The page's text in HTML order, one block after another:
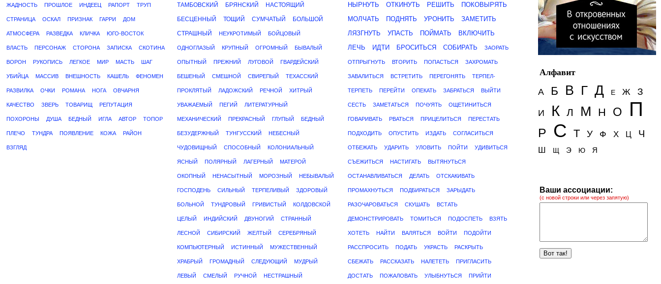
ЖАДНОСТЬ ПРОШЛОЕ ИНДЕЕЦ РАПОРТ ТРУП
СТРАНИЦА ОСКАЛ ПРИЗНАК ГАРРИ ДОМ
АТМОСФЕРА РАЗВЕДКА КЛИЧКА ЮГО-ВОСТОК
ВЛАСТЬ ПЕРСОНАЖ СТОРОНА ЗАПИСКА СКОТИНА
ВОРОН РУКОПИСЬ ЛЕГКОЕ МИР МАСТЬ ШАГ
УБИЙЦА МАССИВ ВНЕШНОСТЬ КАШЕЛЬ ФЕНОМЕН
РАЗВИЛКА ОЧКИ РОМАНА НОГА ОВЧАРНЯ
КАЧЕСТВО ЗВЕРЬ ТОВАРИЩ РЕПУТАЦИЯ
ПОХОРОНЫ ДУША БЕДНЫЙ ИГЛА АВТОР ТОПОР
ПЛЕЧО ТУНДРА ПОЯВЛЕНИЕ КОЖА РАЙОН
ВЗГЛЯД
ТАМБОВСКИЙ БРЯНСКИЙ НАСТОЯЩИЙ
БЕСЦЕННЫЙ ТОЩИЙ СУМЧАТЫЙ БОЛЬШОЙ
СТРАШНЫЙ НЕУКРОТИМЫЙ БОЙЦОВЫЙ
ОДНОГЛАЗЫЙ КРУПНЫЙ ОГРОМНЫЙ БЫВАЛЫЙ
ОПЫТНЫЙ ПРЕЖНИЙ ЛУГОВОЙ ГВАРДЕЙСКИЙ
БЕШЕНЫЙ СМЕШНОЙ СВИРЕПЫЙ ТЕХАССКИЙ
ПРОКЛЯТЫЙ ЛАДОЖСКИЙ РЕЧНОЙ ХИТРЫЙ
УВАЖАЕМЫЙ ПЕГИЙ ЛИТЕРАТУРНЫЙ
МЕХАНИЧЕСКИЙ ПРЕКРАСНЫЙ ГЛУПЫЙ БЕДНЫЙ
БЕЗУДЕРЖНЫЙ ТУНГУССКИЙ НЕБЕСНЫЙ
ЧУДОВИЩНЫЙ СПОСОБНЫЙ КОЛОНИАЛЬНЫЙ
ЯСНЫЙ ПОЛЯРНЫЙ ЛАГЕРНЫЙ МАТЕРОЙ
ОКОПНЫЙ НЕНАСЫТНЫЙ МОРОЗНЫЙ НЕБЫВАЛЫЙ
ГОСПОДЕНЬ СИЛЬНЫЙ ТЕРПЕЛИВЫЙ ЗДОРОВЫЙ
БОЛЬНОЙ ТУНДРОВЫЙ ГРИВИСТЫЙ КОЛДОВСКОЙ
ЦЕЛЫЙ ИНДИЙСКИЙ ДВУНОГИЙ СТРАННЫЙ
ЛЕСНОЙ СИБИРСКИЙ ЖЕЛТЫЙ СЕРЕБРЯНЫЙ
КОМПЬЮТЕРНЫЙ ИСТИННЫЙ МУЖЕСТВЕННЫЙ
ХРАБРЫЙ ГРОМАДНЫЙ СЛЕДУЮЩИЙ МУДРЫЙ
ЛЕВЫЙ СМЕЛЫЙ РУЧНОЙ НЕСТРАШНЫЙ
НЫРНУТЬ
ОТКИНУТЬ РЕШИТЬ
ПОКОВЫРЯТЬ
МОЛЧАТЬ
ПОДНЯТЬ УРОНИТЬ
ЗАМЕТИТЬ
ЛЯЗГНУТЬ
УПАСТЬ ПОЙМАТЬ
ВКЛЮЧИТЬ
ЛЕЧЬ
ИДТИ БРОСИТЬСЯ СОБИРАТЬ ЗАОРАТЬ
ОТПРЫГНУТЬ ВТОРИТЬ ПОПАСТЬСЯ ЗАХРОМАТЬ
ЗАВАЛИТЬСЯ ВСТРЕТИТЬ ПЕРЕГОНЯТЬ ТЕРПЕЛ-
ТЕРПЕТЬ ПЕРЕЙТИ ОПЕКАТЬ ЗАБРАТЬСЯ ВЫЙТИ
СЕСТЬ ЗАМЕТАТЬСЯ ПОЧУЯТЬ ОЩЕТИНИТЬСЯ
ГОВАРИВАТЬ РВАТЬСЯ ПРИЦЕЛИТЬСЯ ПЕРЕСТАТЬ
ПОДХОДИТЬ ОПУСТИТЬ ИЗДАТЬ СОГЛАСИТЬСЯ
ОТБЕЖАТЬ УДАРИТЬ УЛОВИТЬ ПОЙТИ УДИВИТЬСЯ
СЪЕЖИТЬСЯ НАСТИГАТЬ ВЫТЯНУТЬСЯ
ОСТАНАВЛИВАТЬСЯ ДЕЛАТЬ ОТСКАКИВАТЬ
ПРОМАХНУТЬСЯ ПОДБИРАТЬСЯ ЗАРЫДАТЬ
РАЗОЧАРОВАТЬСЯ СКУШАТЬ ВСТАТЬ
ДЕМОНСТРИРОВАТЬ ТОМИТЬСЯ ПОДОСПЕТЬ ВЗЯТЬ
ХОТЕТЬ НАЙТИ ВАЛЯТЬСЯ ВОЙТИ ПОДОЙТИ
РАССПРОСИТЬ ПОДАТЬ УКРАСТЬ РАСКРЫТЬ
СБЕЖАТЬ РАССКАЗАТЬ НАЛЕТЕТЬ ПРИГЛАСИТЬ
ДОСТАТЬ ПОЖАЛОВАТЬ УЛЫБНУТЬСЯ ПРИЙТИ
Алфавит
А
Б В Г Д Е Ж З
И К Л М Н О П
Р С Т У Ф Х Ц Ч
Ш Щ Э Ю Я
Ваши ассоциации:
(с новой строки или через запятую)